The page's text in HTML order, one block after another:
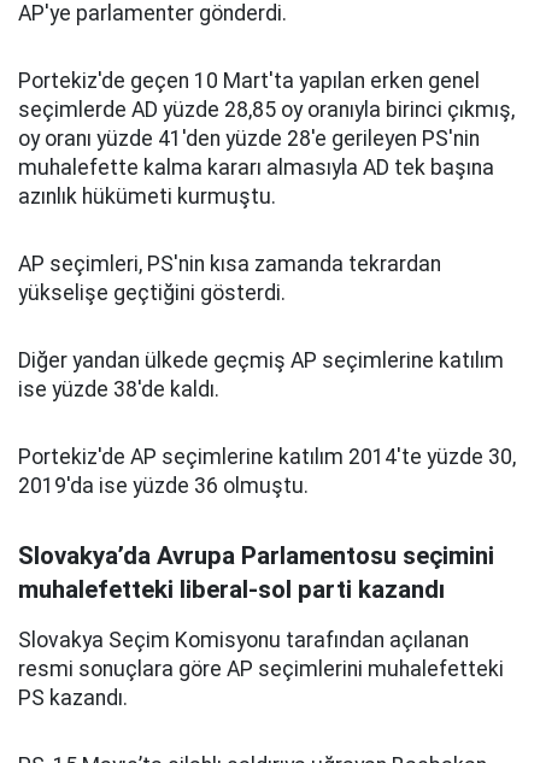
AP'ye parlamenter gönderdi.
Portekiz'de geçen 10 Mart'ta yapılan erken genel
seçimlerde AD yüzde 28,85 oy oranıyla birinci çıkmış,
oy oranı yüzde 41'den yüzde 28'e gerileyen PS'nin
muhalefette kalma kararı almasıyla AD tek başına
azınlık hükümeti kurmuştu.
AP seçimleri, PS'nin kısa zamanda tekrardan
yükselişe geçtiğini gösterdi.
Diğer yandan ülkede geçmiş AP seçimlerine katılım
ise yüzde 38'de kaldı.
Portekiz'de AP seçimlerine katılım 2014'te yüzde 30,
2019'da ise yüzde 36 olmuştu.
Slovakya’da Avrupa Parlamentosu seçimini
muhalefetteki liberal-sol parti kazandı
Slovakya Seçim Komisyonu tarafından açılanan
resmi sonuçlara göre AP seçimlerini muhalefetteki
PS kazandı.